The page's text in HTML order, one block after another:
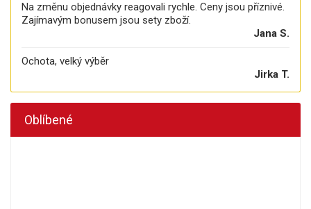
Na změnu objednávky reagovali rychle. Ceny jsou příznivé.
Zajímavým bonusem jsou sety zboží.
Jana S.
Ochota, velký výběr
Jirka T.
Oblíbené